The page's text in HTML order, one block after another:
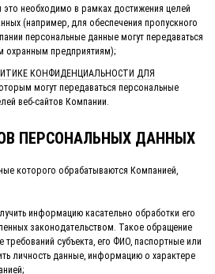
это необходимо в рамках достижения целей
(например, для обеспечения пропускного
персональные данные могут передаваться
охранным предприятиям);
КОНФИДЕНЦИАЛЬНОСТИ ДЛЯ
могут передаваться персональные
веб-сайтов Компании.
ПЕРСОНАЛЬНЫХ ДАННЫХ
которого обрабатываются Компанией,
информацию касательно обработки его
законодательством. Такое обращение
субъекта, его ФИО, паспортные или
личность данные, информацию о характере